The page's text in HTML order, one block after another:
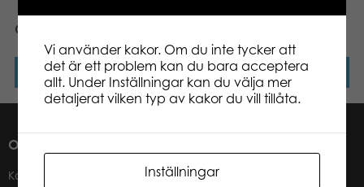
CollectA Brown Bear L
Läs mer Läs mer
OM OSS
Kontakter
Vi använder kakor. Om du inte tycker att
det är ett problem kan du bara acceptera
allt. Under Inställningar kan du välja mer
detaljerat vilken typ av kakor du vill tillåta.
Inställningar